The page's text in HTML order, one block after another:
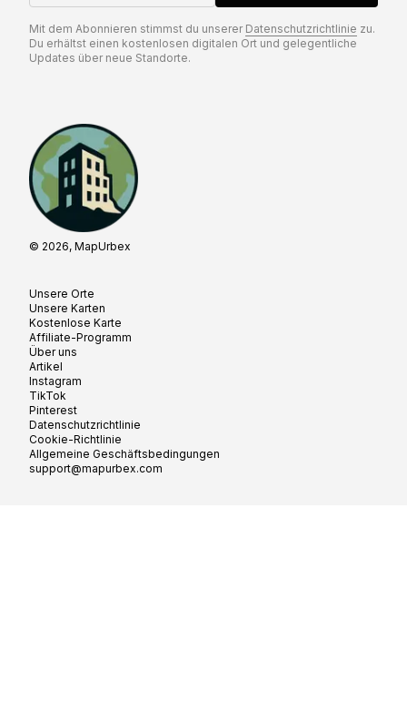
© 2026, MapUrbex
Unsere Orte
Unsere Karten
Kostenlose Karte
Affiliate-Programm
Über uns
Artikel
Instagram
TikTok
Pinterest
Datenschutzrichtlinie
Cookie-Richtlinie
Allgemeine Geschäftsbedingungen
support@mapurbex.com
Mit dem Abonnieren stimmst du unserer Datenschutzrichtlinie zu.
Du erhältst einen kostenlosen digitalen Ort und gelegentliche
Updates über neue Standorte.